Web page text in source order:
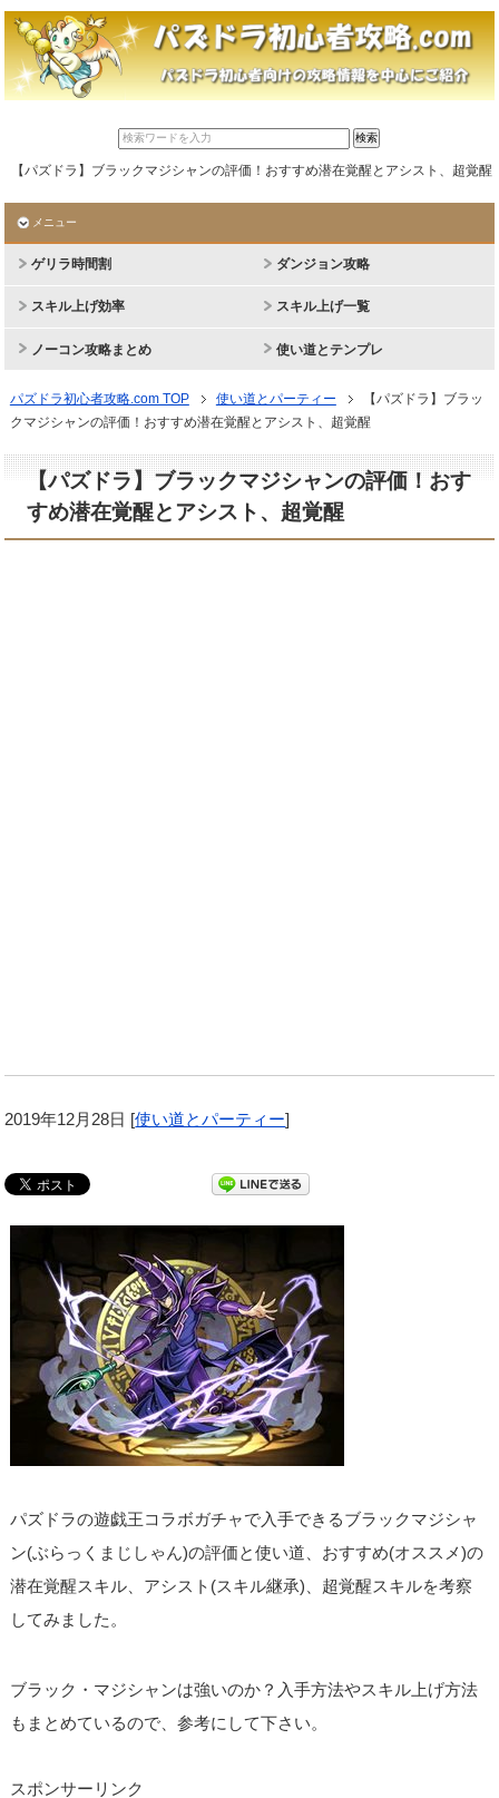
【パズドラ】ブラックマジシャンの評価！おすすめ潜在覚醒とアシスト、超覚醒
メニュー
ゲリラ時間割 ダンジョン攻略
スキル上げ効率 スキル上げ一覧
ノーコン攻略まとめ 使い道とテンプレ
パズドラ初心者攻略.com TOP 使い道とパーティー
【パズドラ】ブラッ
クマジシャンの評価！おすすめ潜在覚醒とアシスト、超覚醒
【パズドラ】ブラックマジシャンの評価！おす
すめ潜在覚醒とアシスト、超覚醒
2019年12月28日 [使い道とパーティー]
パズドラの遊戯王コラボガチャで入手できるブラックマジシャ
ン(ぶらっくまじしゃん)の評価と使い道、おすすめ(オススメ)の
潜在覚醒スキル、アシスト(スキル継承)、超覚醒スキルを考察
してみました。
ブラック・マジシャンは強いのか？入手方法やスキル上げ方法
もまとめているので、参考にして下さい。
スポンサーリンク